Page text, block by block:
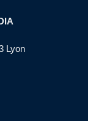
Lyon